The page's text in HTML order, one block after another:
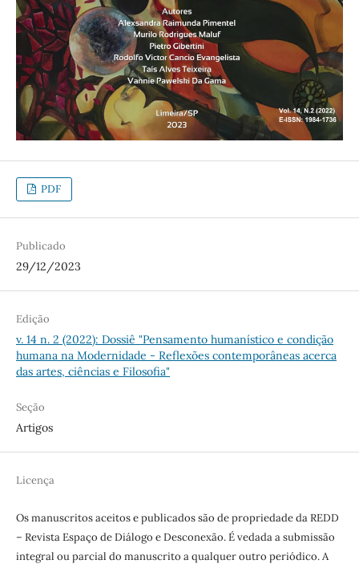
PDF
Publicado
29/12/2023
Edição
v. 14 n. 2 (2022): Dossiê "Pensamento humanístico e condição
humana na Modernidade - Reflexões contemporâneas acerca
das artes, ciências e Filosofia"
Seção
Artigos
Licença
Os manuscritos aceitos e publicados são de propriedade da REDD
– Revista Espaço de Diálogo e Desconexão. É vedada a submissão
integral ou parcial do manuscrito a qualquer outro periódico. A